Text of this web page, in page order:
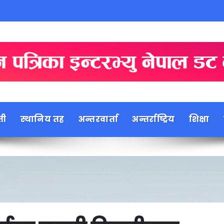
स्थानिय तह अन्तरवार्ता अन्तर्राष्ट्रिय शिक्षा